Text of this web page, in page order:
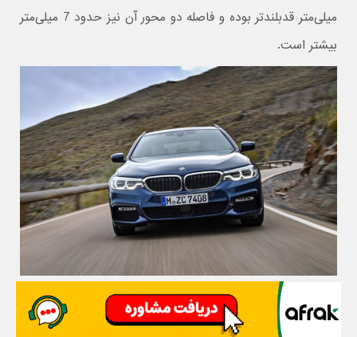
میلی‌متر قدبلندتر بوده و فاصله دو محور آن نیز حدود 7 میلی‌متر
بیشتر است.